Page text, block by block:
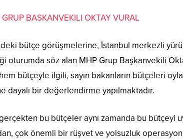
bütçe görüşmelerine, İstanbul merkezli
oturumda söz alan MHP Grup Başkanvekili
bütçeyle ilgili, sayın bakanların bütçeleri
dayalı bir değerlendirme yapılmaktadır.
bu bütçeler aynı zamanda bu bütçeyi
çok önemli bir rüşvet ve yolsuzluk